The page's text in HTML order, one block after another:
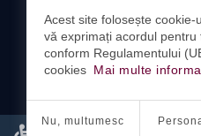
PROTECȚIA DATELOR
DIRECȚIA
ASISTENȚĂ SOCIALĂ ȘI
A
ADRESA: SATU MARE, STR.
Acest site folosește
vă exprimați acordul
conform Regulamentului
cookies
Mai multe
Nu, multumesc